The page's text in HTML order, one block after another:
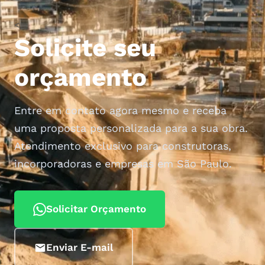
<
Solicite seu
orçamento
Entre em contato agora mesmo e receba
uma proposta personalizada para a sua obra.
Atendimento exclusivo para construtoras,
incorporadoras e empresas em São Paulo.
Solicitar Orçamento
Enviar E-mail